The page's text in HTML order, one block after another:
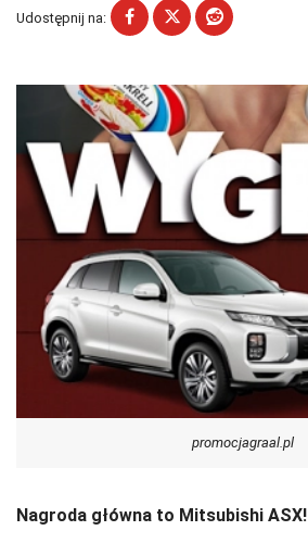
Udostępnij na:
promocjagraal.pl
Nagroda główna to Mitsubishi ASX!